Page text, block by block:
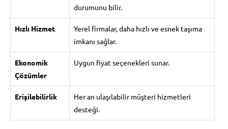
durumunu bilir.
Hızlı Hizmet
Yerel firmalar, daha hızlı ve esnek taşıma
imkanı sağlar.
Ekonomik
Çözümler
Uygun fiyat seçenekleri sunar.
Erişilebilirlik
Her an ulaşılabilir müşteri hizmetleri
desteği.